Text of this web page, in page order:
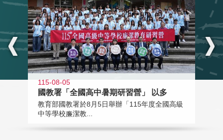
115-08-05
國教署「全國高中暑期研習營」 以多
教育部國教署於8月5日舉辦「115年度全國高級
中等學校廉潔教...